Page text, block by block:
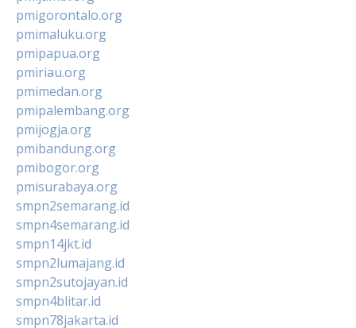
pmigorontalo.org
pmimaluku.org
pmipapua.org
pmiriau.org
pmimedan.org
pmipalembang.org
pmijogja.org
pmibandung.org
pmibogor.org
pmisurabaya.org
smpn2semarang.id
smpn4semarang.id
smpn14jkt.id
smpn2lumajang.id
smpn2sutojayan.id
smpn4blitar.id
smpn78jakarta.id